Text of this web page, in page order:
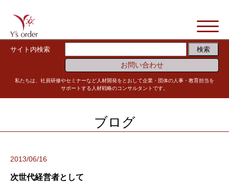
サイト内検索
お問い合わせ
私たちは、社員研修やセミナーなど人材開発をとおして企業・団体の人事・教育担当を
サポートする人材戦略のコンサルタントです。
ブログ
2013/06/16
次世代経営者として